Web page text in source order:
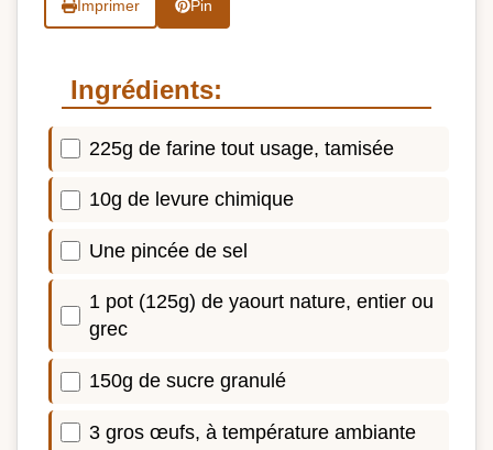
Imprimer Pin
Ingrédients:
225g de farine tout usage, tamisée
10g de levure chimique
Une pincée de sel
1 pot (125g) de yaourt nature, entier ou
grec
150g de sucre granulé
3 gros œufs, à température ambiante